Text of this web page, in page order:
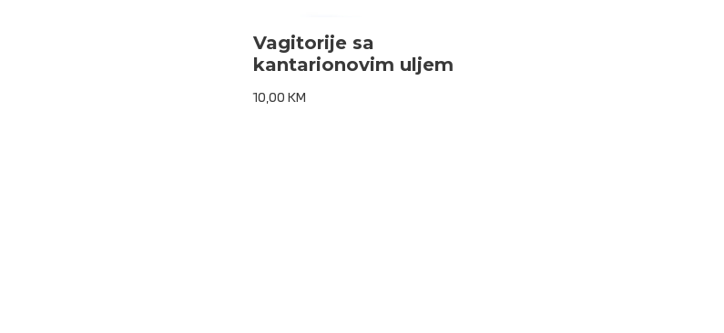
Vagitorije sa
kantarionovim uljem
10,00 KM